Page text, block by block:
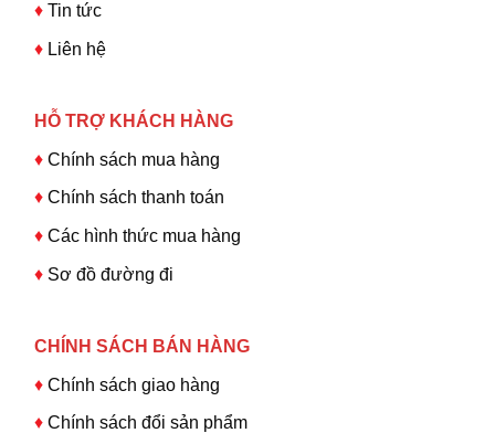
♦ Tin tức
♦ Liên hệ
HỖ TRỢ KHÁCH HÀNG
♦Chính sách mua hàng
♦ Chính sách thanh toán
♦ Các hình thức mua hàng
♦ Sơ đồ đường đi
CHÍNH SÁCH BÁN HÀNG
♦ Chính sách giao hàng
♦ Chính sách đổi sản phẩm